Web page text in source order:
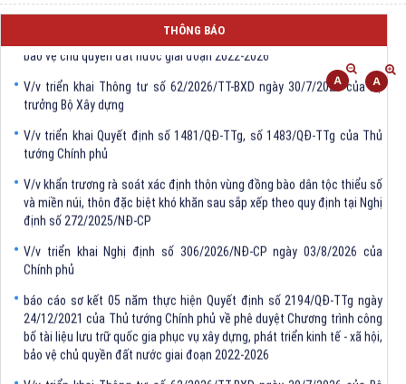
THÔNG BÁO
24/12/2021 của Thủ tướng Chính phủ về phê duyệt Chương trình công
bố tài liệu lưu trữ quốc gia phục vụ xây dựng, phát triển kinh tế - xã hội,
bảo vệ chủ quyền đất nước giai đoạn 2022-2026
V/v triển khai Thông tư số 62/2026/TT-BXD ngày 30/7/2026 của Bộ
trưởng Bộ Xây dựng
V/v triển khai Quyết định số 1481/QĐ-TTg, số 1483/QĐ-TTg của Thủ
tướng Chính phủ
V/v khẩn trương rà soát xác định thôn vùng đồng bào dân tộc thiểu số
và miền núi, thôn đặc biệt khó khăn sau sắp xếp theo quy định tại Nghị
định số 272/2025/NĐ-CP
V/v triển khai Nghị định số 306/2026/NĐ-CP ngày 03/8/2026 của
Chính phủ
24/12/2021 của Thủ tướng Chính phủ về phê duyệt Chương trình công
bố tài liệu lưu trữ quốc gia phục vụ xây dựng, phát triển kinh tế - xã hội,
bảo vệ chủ quyền đất nước giai đoạn 2022-2026
V/v triển khai Thông tư số 62/2026/TT-BXD ngày 30/7/2026 của Bộ